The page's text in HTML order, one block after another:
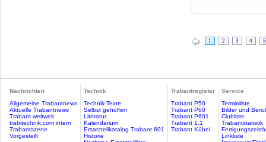
1 2 3 4 5
Nachrichten
Allgemeine Trabantnews
Aktuelle Trabantnews
Trabant weltweit
trabitechnik.com intern
Trabantszene
Vorgestellt
Technik
Technik-Texte
Selbst geholfen
Literatur
Kalendarium
Ersatzteilkatalog Trabant 601
Historie
Trabantregister
Trabant P50
Trabant P60
Trabant P601
Trabant 1.1
Trabant Kübel
Service
Terminliste
Bilder und
Clubliste
Trabantstatistik
Linkliste